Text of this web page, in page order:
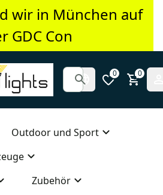
wir in München auf
GDC Con
0 0
Outdoor und Sport
Zubehör